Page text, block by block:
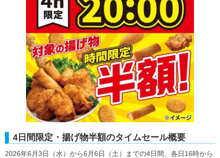
4日間限定・揚げ物半額のタイムセール概要
2026年6月3日（水）から6月6日（土）までの4日間、各日16時から